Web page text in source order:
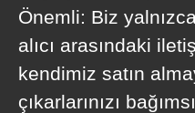
Önemli: Biz
alıcı arasındaki
kendimiz satın
çıkarlarınızı